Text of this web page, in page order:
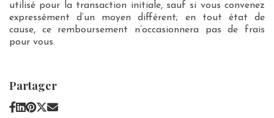
utilisé pour la transaction initiale, sauf si vous convenez
expressément d’un moyen différent; en tout état de
cause, ce remboursement n’occasionnera pas de frais
pour vous.
Partager